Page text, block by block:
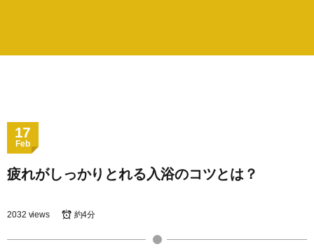
17
Feb
疲れがしっかりとれる入浴のコツとは？
2032 views 約4分